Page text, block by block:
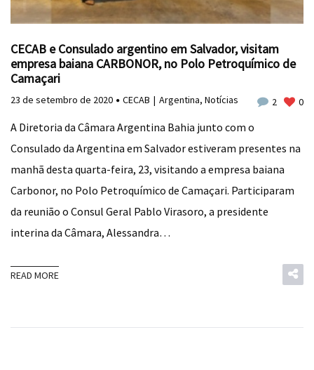
CECAB e Consulado argentino em Salvador, visitam
empresa baiana CARBONOR, no Polo Petroquímico de
Camaçari
23 de setembro de 2020 CECAB Argentina, Notícias 2 0
A Diretoria da Câmara Argentina Bahia junto com o
Consulado da Argentina em Salvador estiveram presentes na
manhã desta quarta-feira, 23, visitando a empresa baiana
Carbonor, no Polo Petroquímico de Camaçari. Participaram
da reunião o Consul Geral Pablo Virasoro, a presidente
interina da Câmara, Alessandra…
READ MORE